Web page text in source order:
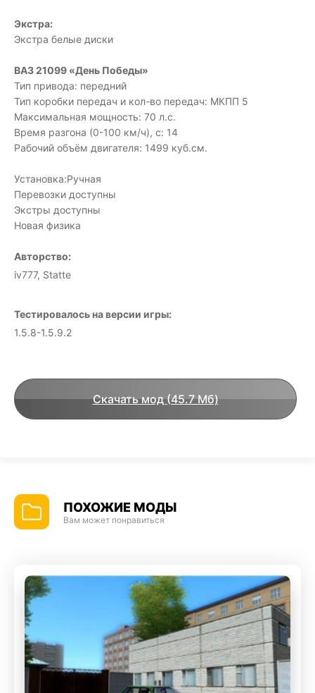
Экстра:
Экстра белые диски
ВАЗ 21099 «День Победы»
Тип привода: передний
Тип коробки передач и кол-во передач: МКПП 5
Максимальная мощность: 70 л.с.
Время разгона (0-100 км/ч), с: 14
Рабочий объём двигателя: 1499 куб.см.
Установка:Ручная
Перевозки доступны
Экстры доступны
Новая физика
Авторство:
iv777, Statte
Тестировалось на версии игры:
1.5.8-1.5.9.2
Скачать мод (45.7 Мб)
ПОХОЖИЕ МОДЫ
Вам может понравиться